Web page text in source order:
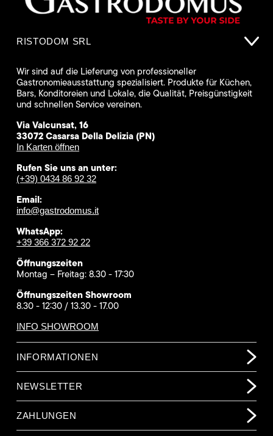
RISTODOM SRL
Wir sind auf die Lieferung von professioneller
Gastronomieausstattung spezialisiert. Produkte für Küchen,
Bars, Konditoreien und Lokale, die Qualität, Preisgünstigkeit
und schnellen Service vereinen.
Via Valcunsat, 16
33072 Casarsa Della Delizia (PN)
In Karten öffnen
Rufen Sie uns an unter:
(+39) 0434 86 92 32
Email:
info@gastrodomus.it
WhatsApp:
+39 366 372 92 22
Öffnungszeiten
Montag – Freitag: 8.30 - 17:30
Öffnungszeiten Showroom
8.30 - 12:30 / 13.30 - 17.00
INFO SHOWROOM
INFORMATIONEN
NEWSLETTER
ZAHLUNGEN